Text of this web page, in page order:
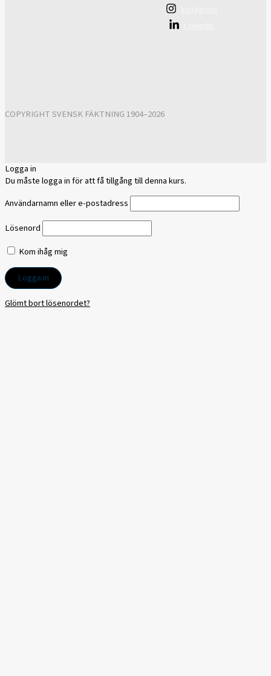
COPYRIGHT SVENSK FÄKTNING 1904–2026
Logga in
Du måste logga in för att få tillgång till denna kurs.
Användarnamn eller e-postadress
Lösenord
Kom ihåg mig
Glömt bort lösenordet?